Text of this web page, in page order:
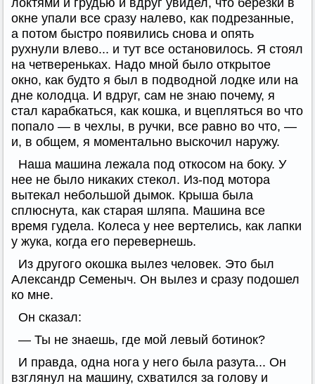
локтями и грудью и вдруг увидел, что березки в
окне упали все сразу налево, как подрезанные,
а потом быстро появились снова и опять
рухнули влево... и тут все остановилось. Я стоял
на четвереньках. Надо мной было открытое
окно, как будто я был в подводной лодке или на
дне колодца. И вдруг, сам не знаю почему, я
стал карабкаться, как кошка, и вцепляться во что
попало — в чехлы, в ручки, все равно во что, —
и, в общем, я моментально выскочил наружу.
Наша машина лежала под откосом на боку. У
нее не было никаких стекол. Из-под мотора
вытекал небольшой дымок. Крыша была
сплюснута, как старая шляпа. Машина все
время гудела. Колеса у нее вертелись, как лапки
у жука, когда его перевернешь.
Из другого окошка вылез человек. Это был
Александр Семеныч. Он вылез и сразу подошел
ко мне.
Он сказал:
— Ты не знаешь, где мой левый ботинок?
И правда, одна нога у него была разута... Он
взглянул на машину, схватился за голову и